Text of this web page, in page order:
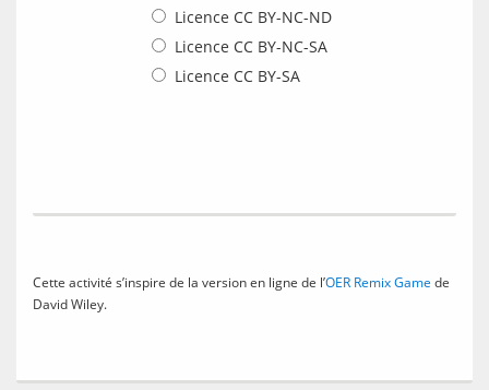
Licence CC BY-NC-ND
Licence CC BY-NC-SA
Licence CC BY-SA
Cette activité s’inspire de la version en ligne de l’OER Remix Game de
David Wiley.